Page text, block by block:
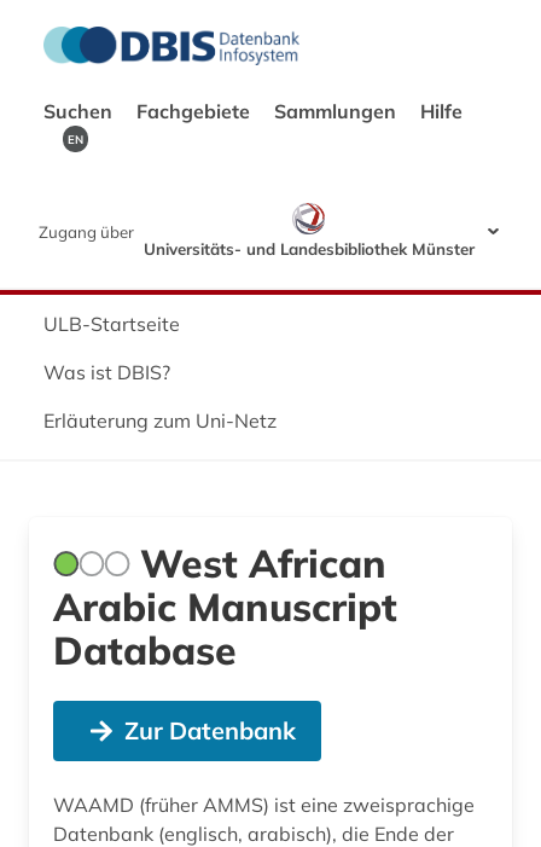
Suchen Fachgebiete Sammlungen Hilfe
EN
Zugang über
Universitäts- und Landesbibliothek Münster
ULB-Startseite
Was ist DBIS?
Erläuterung zum Uni-Netz
West African
Arabic Manuscript
Database
Zur Datenbank
WAAMD (früher AMMS) ist eine zweisprachige
Datenbank (englisch, arabisch), die Ende der